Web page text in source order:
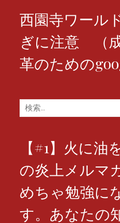
西園寺ワール
ぎに注意 （
革のための
検
索:
【#1】火に油
の炎上メルマ
めちゃ勉強に
す。あなたの